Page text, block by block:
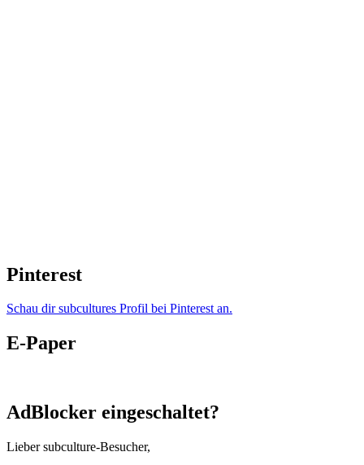
Pinterest
Schau dir subcultures Profil bei Pinterest an.
E-Paper
AdBlocker eingeschaltet?
Lieber subculture-Besucher,